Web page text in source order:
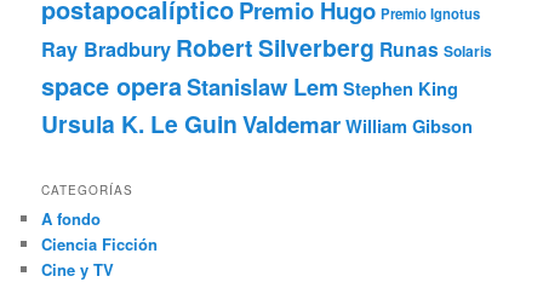
postapocalípticoPremio Hugo Premio Ignotus
Ray Bradbury Robert Silverberg Runas Solaris
space operaStanislaw Lem Stephen King
Ursula K. Le GuinValdemarWilliam Gibson
CATEGORÍAS
A fondo
Ciencia Ficción
Cine y TV